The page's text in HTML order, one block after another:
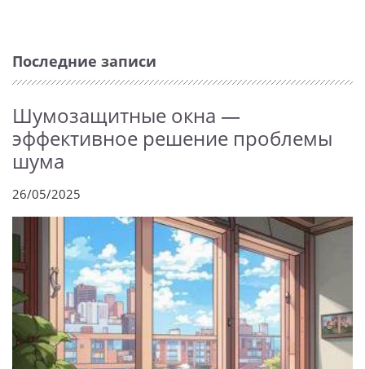
Последние записи
Шумозащитные окна —
эффективное решение проблемы
шума
26/05/2025